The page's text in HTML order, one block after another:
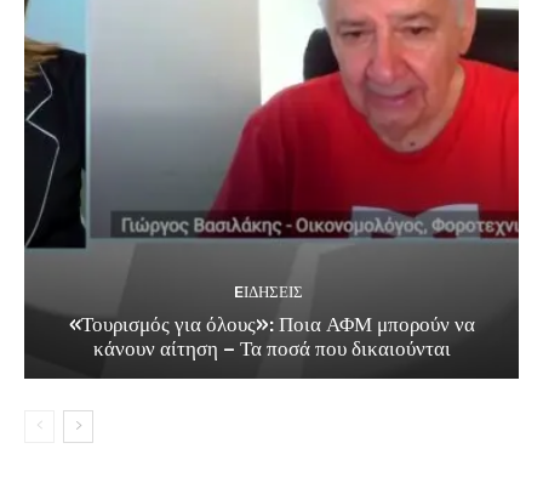
EΙΔΗΣΕΙΣ
«Τουρισμός για όλους»: Ποια ΑΦΜ μπορούν να
κάνουν αίτηση – Τα ποσά που δικαιούνται